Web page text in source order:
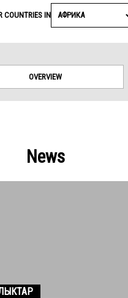
COUNTRIES IN АФРИКА
OVERVIEW
News